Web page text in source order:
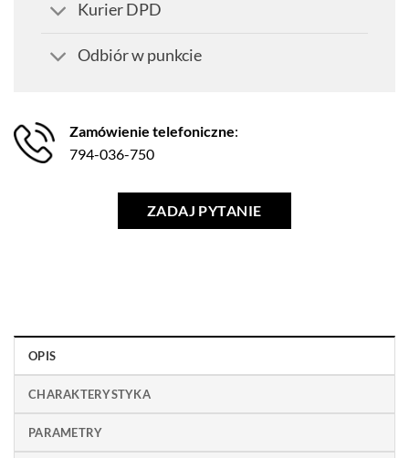
Kurier DPD
Odbiór w punkcie
Zamówienie telefoniczne:
794-036-750
ZADAJ PYTANIE
OPIS
CHARAKTERYSTYKA
PARAMETRY